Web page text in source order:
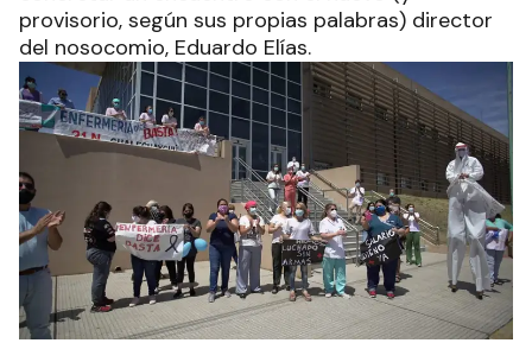
provisorio, según sus propias palabras) director
del nosocomio, Eduardo Elías.